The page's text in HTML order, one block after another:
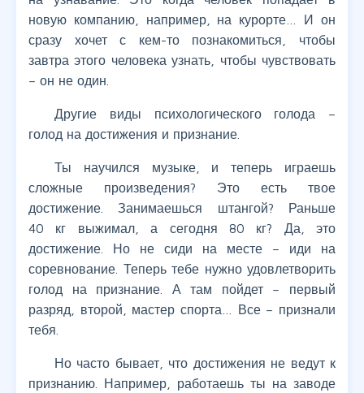
новую компанию, например, на курорте… И он
сразу хочет с кем-то познакомиться, чтобы
завтра этого человека узнать, чтобы чувствовать
– он не один.
Другие виды психологического голода –
голод на достижения и признание.
Ты научился музыке, и теперь играешь
сложные произведения? Это есть твое
достижение. Занимаешься штангой? Раньше
40 кг выжимал, а сегодня 80 кг? Да, это
достижение. Но не сиди на месте – иди на
соревнование. Теперь тебе нужно удовлетворить
голод на признание. А там пойдет – первый
разряд, второй, мастер спорта… Все – признали
тебя.
Но часто бывает, что достижения не ведут к
признанию. Например, работаешь ты на заводе